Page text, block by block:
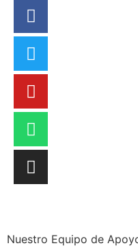
Nuestro Equipo de